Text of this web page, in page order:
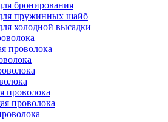
бронирования
пружинных шайб
холодной высадки
проволока
проволока
проволока